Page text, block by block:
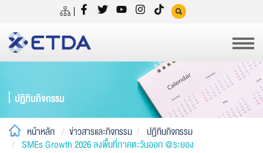
ปฏิทินกิจกรรม
หน้าหลัก ข่าวสารและกิจกรรม
ปฏิทินกิจกรรม
SMEs Growth 2026 ลงพื้นที่ภาคตะวันออก @ระยอง